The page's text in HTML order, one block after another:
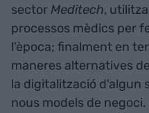
sectorMeditech,
processos mèdics per
l'època; finalment en
maneres alternatives
la digitalització d'algun
nous models de